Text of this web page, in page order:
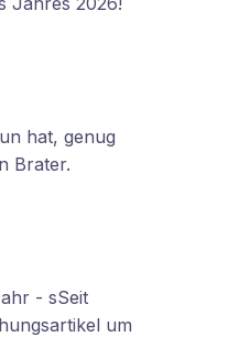
hat, genug
Brater.
- sSeit
um